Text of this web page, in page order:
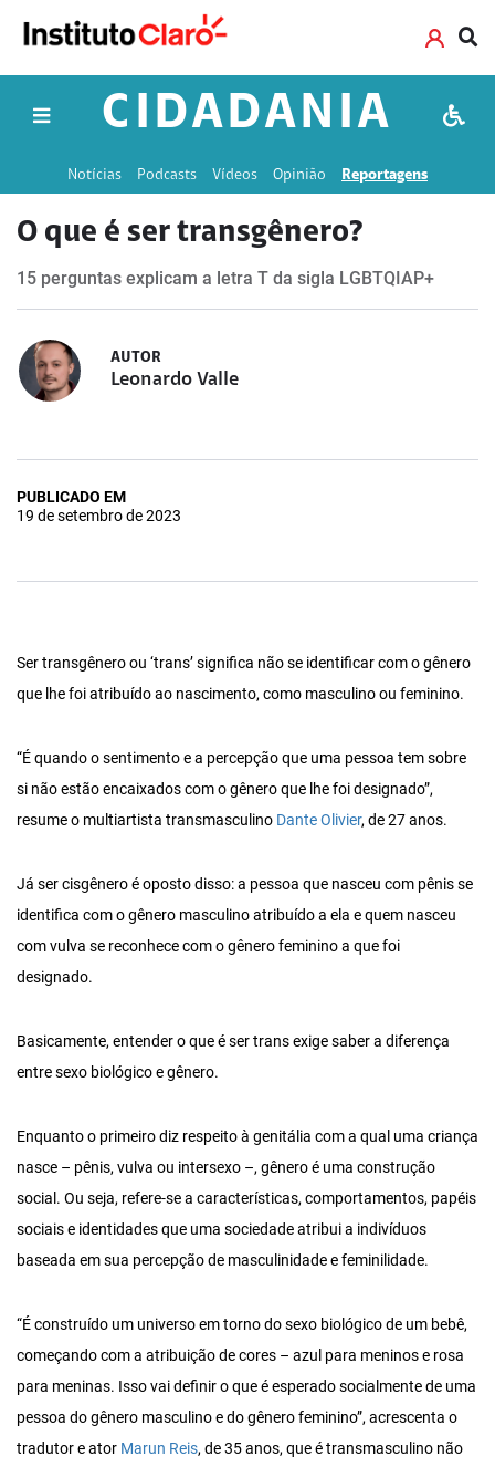
CIDADANIA
Notícias Podcasts Vídeos Opinião Reportagens
O que é ser transgênero?
15 perguntas explicam a letra T da sigla LGBTQIAP+
AUTOR
Leonardo Valle
PUBLICADO EM
19 de setembro de 2023
Ser transgênero ou ‘trans’ significa não se identificar com o gênero
que lhe foi atribuído ao nascimento, como masculino ou feminino.
“É quando o sentimento e a percepção que uma pessoa tem sobre
si não estão encaixados com o gênero que lhe foi designado”,
resume o multiartista transmasculino Dante Olivier, de 27 anos.
Já ser cisgênero é oposto disso: a pessoa que nasceu com pênis se
identifica com o gênero masculino atribuído a ela e quem nasceu
com vulva se reconhece com o gênero feminino a que foi
designado.
Basicamente, entender o que é ser trans exige saber a diferença
entre sexo biológico e gênero.
Enquanto o primeiro diz respeito à genitália com a qual uma criança
nasce – pênis, vulva ou intersexo –, gênero é uma construção
social. Ou seja, refere-se a características, comportamentos, papéis
sociais e identidades que uma sociedade atribui a indivíduos
baseada em sua percepção de masculinidade e feminilidade.
“É construído um universo em torno do sexo biológico de um bebê,
começando com a atribuição de cores – azul para meninos e rosa
para meninas. Isso vai definir o que é esperado socialmente de uma
pessoa do gênero masculino e do gênero feminino”, acrescenta o
tradutor e ator Marun Reis, de 35 anos, que é transmasculino não